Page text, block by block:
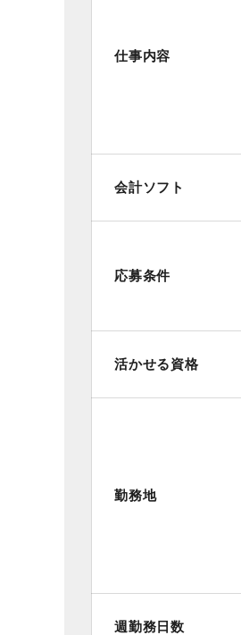
仕事内容
会計ソフト
応募条件
活かせる資格
勤務地
週勤務日数